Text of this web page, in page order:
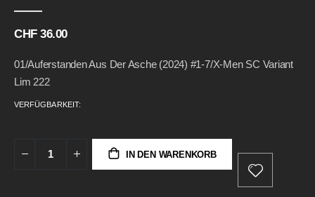
CHF 36.00
01/Auferstanden Aus Der Asche (2024) #1-7/X-Men SC Variant
Lim 222
VERFÜGBARKEIT:
IN DEN WARENKORB
images
images